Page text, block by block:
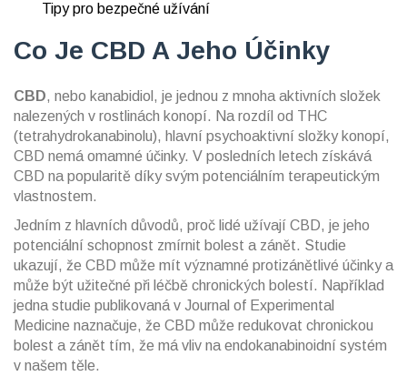
Tipy pro bezpečné užívání
Co Je CBD A Jeho Účinky
CBD, nebo kanabidiol, je jednou z mnoha aktivních složek
nalezených v rostlinách konopí. Na rozdíl od THC
(tetrahydrokanabinolu), hlavní psychoaktivní složky konopí,
CBD nemá omamné účinky. V posledních letech získává
CBD na popularitě díky svým potenciálním terapeutickým
vlastnostem.
Jedním z hlavních důvodů, proč lidé užívají CBD, je jeho
potenciální schopnost zmírnit bolest a zánět. Studie
ukazují, že CBD může mít významné protizánětlivé účinky a
může být užitečné při léčbě chronických bolestí. Například
jedna studie publikovaná v Journal of Experimental
Medicine naznačuje, že CBD může redukovat chronickou
bolest a zánět tím, že má vliv na endokanabinoidní systém
v našem těle.